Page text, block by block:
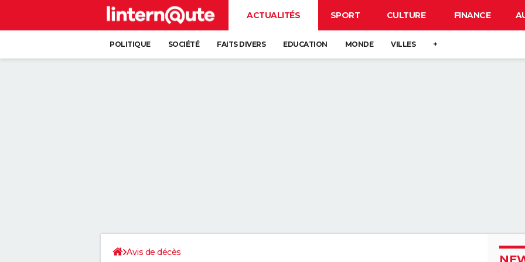
ACTUALITÉS SPORT CULTURE FINANCE
POLITIQUE SOCIÉTÉ FAITS DIVERS EDUCATION MONDE VILLES +
Avis de décès